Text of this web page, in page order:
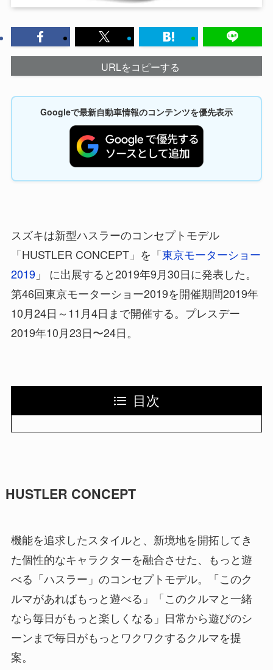
URLをコピーする
Googleで最新自動車情報のコンテンツを優先表示
スズキは新型ハスラーのコンセプトモデル
「HUSTLER CONCEPT」を「東京モーターショー
2019 」 に出展すると2019年9月30日に発表した。
第46回東京モーターショー2019を開催期間2019年
10月24日～11月4日まで開催する。プレスデー
2019年10月23日〜24日。
目次
HUSTLER CONCEPT
機能を追求したスタイルと、新境地を開拓してき
た個性的なキャラクターを融合させた、もっと遊
べる「ハスラー」のコンセプトモデル。「このク
ルマがあればもっと遊べる」「このクルマと一緒
なら毎日がもっと楽しくなる」日常から遊びのシ
ーンまで毎日がもっとワクワクするクルマを提
案。